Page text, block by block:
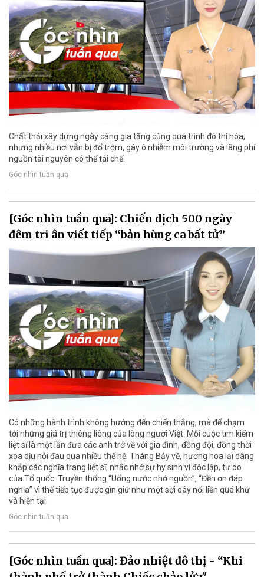
Chất thải xây dựng ngày càng gia tăng cùng quá trình đô thị hóa,
nhưng nhiều nơi vẫn bị đổ trộm, gây ô nhiễm môi trường và lãng phí
nguồn tài nguyên có thể tái chế.
Góc nhìn tuần qua
[Góc nhìn tuần qua]: Chiến dịch 500 ngày
đêm tri ân viết tiếp “bản hùng ca bất tử”
Có những hành trình không hướng đến chiến thắng, mà để chạm
tới những giá trị thiêng liêng của lòng người Việt. Mỗi cuộc tìm kiếm
liệt sĩ là một lần đưa các anh trở về với gia đình, đồng đội, đồng thời
xoa dịu nỗi đau qua nhiều thế hệ. Tháng Bảy về, hương hoa lại dâng
khắp các nghĩa trang liệt sĩ, nhắc nhớ sự hy sinh vì độc lập, tự do
của Tổ quốc. Truyền thống “Uống nước nhớ nguồn”, “Đền ơn đáp
nghĩa” vì thế tiếp tục được gìn giữ như một sợi dây nối liền quá khứ
và hiện tại.
Góc nhìn tuần qua
[Góc nhìn tuần qua]: Đảo nhiệt đô thị - “Khi